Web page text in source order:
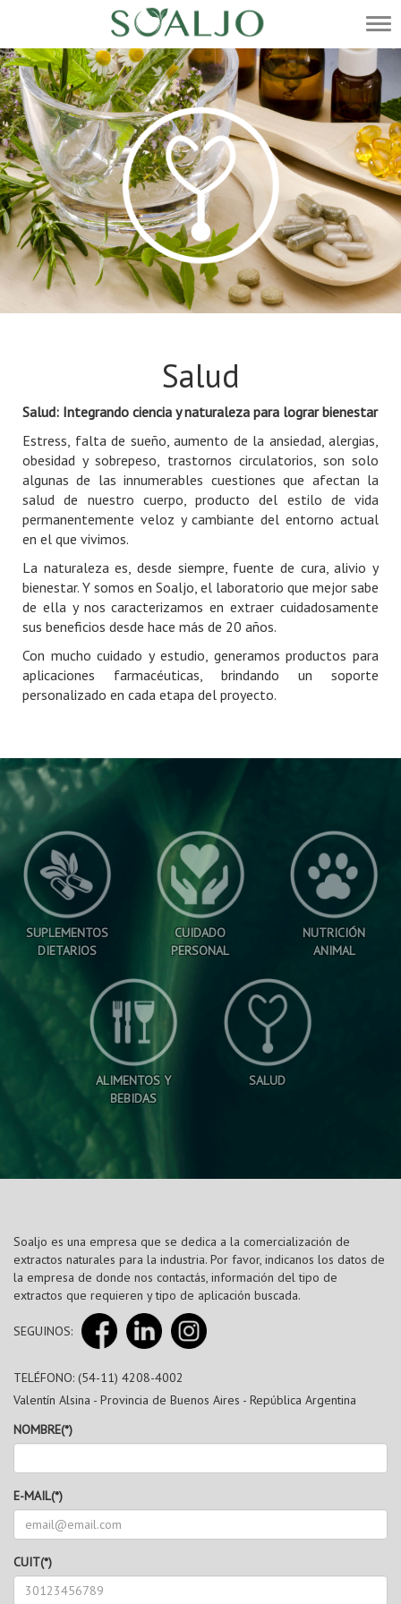
Salud
Salud: Integrando ciencia y naturaleza para lograr bienestar
Estress, falta de sueño, aumento de la ansiedad, alergias,
obesidad y sobrepeso, trastornos circulatorios, son solo
algunas de las innumerables cuestiones que afectan la
salud de nuestro cuerpo, producto del estilo de vida
permanentemente veloz y cambiante del entorno actual
en el que vivimos.
La naturaleza es, desde siempre, fuente de cura, alivio y
bienestar. Y somos en Soaljo, el laboratorio que mejor sabe
de ella y nos caracterizamos en extraer cuidadosamente
sus beneficios desde hace más de 20 años.
Con mucho cuidado y estudio, generamos productos para
aplicaciones farmacéuticas, brindando un soporte
personalizado en cada etapa del proyecto.
SUPLEMENTOS
DIETARIOS
CUIDADO
PERSONAL
NUTRICIÓN
ANIMAL
ALIMENTOS Y
BEBIDAS
SALUD
Soaljo es una empresa que se dedica a la comercialización de
extractos naturales para la industria. Por favor, indicanos los datos de
la empresa de donde nos contactás, información del tipo de
extractos que requieren y tipo de aplicación buscada.
SEGUINOS:
TELÉFONO: (54-11) 4208-4002
Valentín Alsina - Provincia de Buenos Aires - República Argentina
NOMBRE(*)
E-MAIL(*)
CUIT(*)